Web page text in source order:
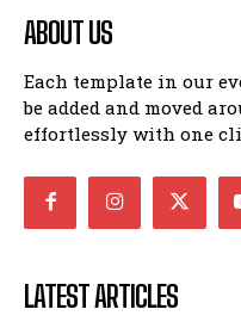
ABOUT US
Each template in our
be added and moved
effortlessly with one
LATEST ARTICLES